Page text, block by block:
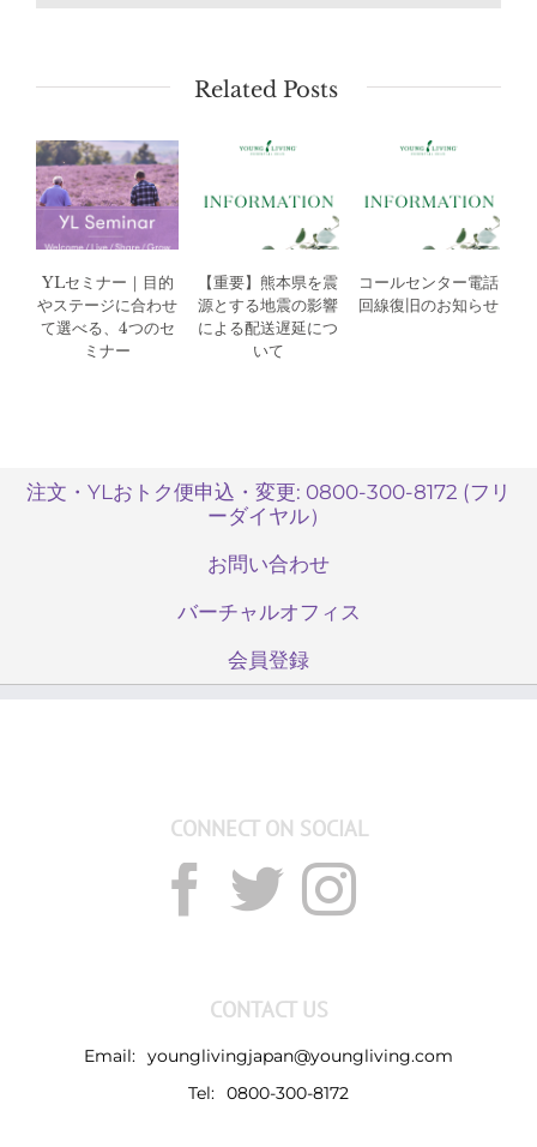
Related Posts
YLセミナー｜目的
やステージに合わせ
て選べる、4つのセ
ミナー
【重要】熊本県を震
源とする地震の影響
による配送遅延につ
いて
コールセンター電話
回線復旧のお知らせ
注文・YLおトク便申込・変更: 0800-300-8172 (フリ
ーダイヤル）
お問い合わせ
バーチャルオフィス
会員登録
CONNECT ON SOCIAL
CONTACT US
Email: younglivingjapan@youngliving.com
Tel: 0800-300-8172